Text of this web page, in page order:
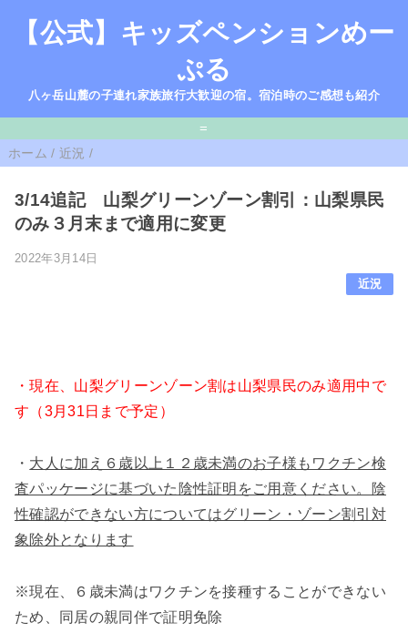
【公式】キッズペンションめー
ぷる
八ヶ岳山麓の子連れ家族旅行大歓迎の宿。宿泊時のご感想も紹介
=
ホーム / 近況 /
3/14追記 山梨グリーンゾーン割引：山梨県民
のみ３月末まで適用に変更
2022年3月14日
近況
・現在、山梨グリーンゾーン割は山梨県民のみ適用中で
す（3月31日まで予定）
・ 大人に加え６歳以上１２歳未満のお子様もワクチン検
査パッケージに基づいた陰性証明をご用意ください。陰
性確認ができない方についてはグリーン・ゾーン割引対
象除外となります
※現在、６歳未満はワクチンを接種することができない
ため、同居の親同伴で証明免除